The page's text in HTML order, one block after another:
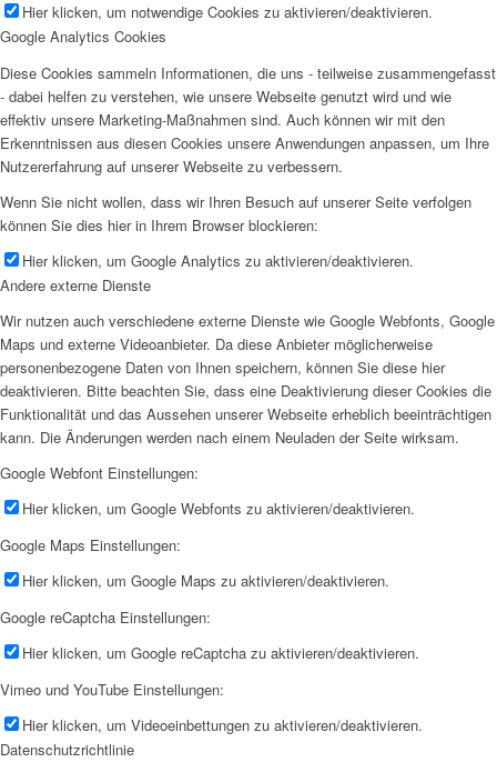
Hier klicken, um notwendige Cookies zu aktivieren/deaktivieren.
Google Analytics Cookies
Diese Cookies sammeln Informationen, die uns - teilweise zusammengefasst
- dabei helfen zu verstehen, wie unsere Webseite genutzt wird und wie
effektiv unsere Marketing-Maßnahmen sind. Auch können wir mit den
Erkenntnissen aus diesen Cookies unsere Anwendungen anpassen, um Ihre
Nutzererfahrung auf unserer Webseite zu verbessern.
Wenn Sie nicht wollen, dass wir Ihren Besuch auf unserer Seite verfolgen
können Sie dies hier in Ihrem Browser blockieren:
Hier klicken, um Google Analytics zu aktivieren/deaktivieren.
Andere externe Dienste
Wir nutzen auch verschiedene externe Dienste wie Google Webfonts, Google
Maps und externe Videoanbieter. Da diese Anbieter möglicherweise
personenbezogene Daten von Ihnen speichern, können Sie diese hier
deaktivieren. Bitte beachten Sie, dass eine Deaktivierung dieser Cookies die
Funktionalität und das Aussehen unserer Webseite erheblich beeinträchtigen
kann. Die Änderungen werden nach einem Neuladen der Seite wirksam.
Google Webfont Einstellungen:
Hier klicken, um Google Webfonts zu aktivieren/deaktivieren.
Google Maps Einstellungen:
Hier klicken, um Google Maps zu aktivieren/deaktivieren.
Google reCaptcha Einstellungen:
Hier klicken, um Google reCaptcha zu aktivieren/deaktivieren.
Vimeo und YouTube Einstellungen:
Hier klicken, um Videoeinbettungen zu aktivieren/deaktivieren.
Datenschutzrichtlinie